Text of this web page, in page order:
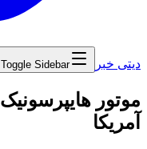
دیتی خبر Toggle Sidebar
آمریکا